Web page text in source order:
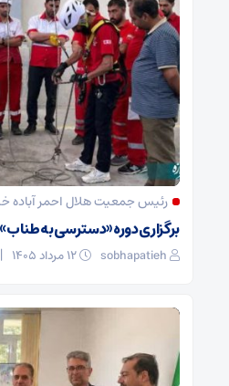
رئیس جمعیت هلال احمر آباده
برگزاری دوره «دسترسی به طناب»
sobhapatieh